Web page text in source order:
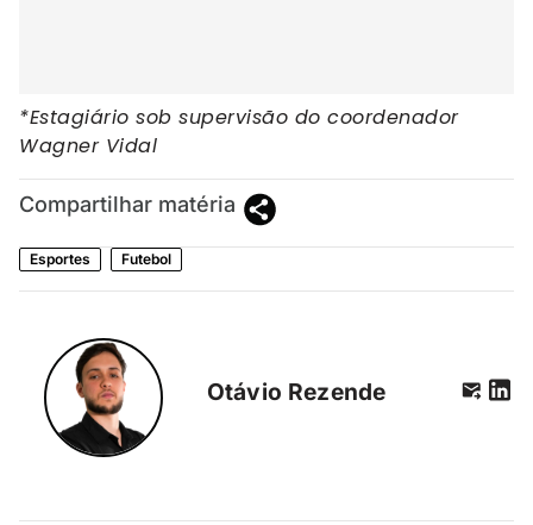
*Estagiário sob supervisão do coordenador
Wagner Vidal
Compartilhar matéria
Esportes Futebol
Otávio Rezende